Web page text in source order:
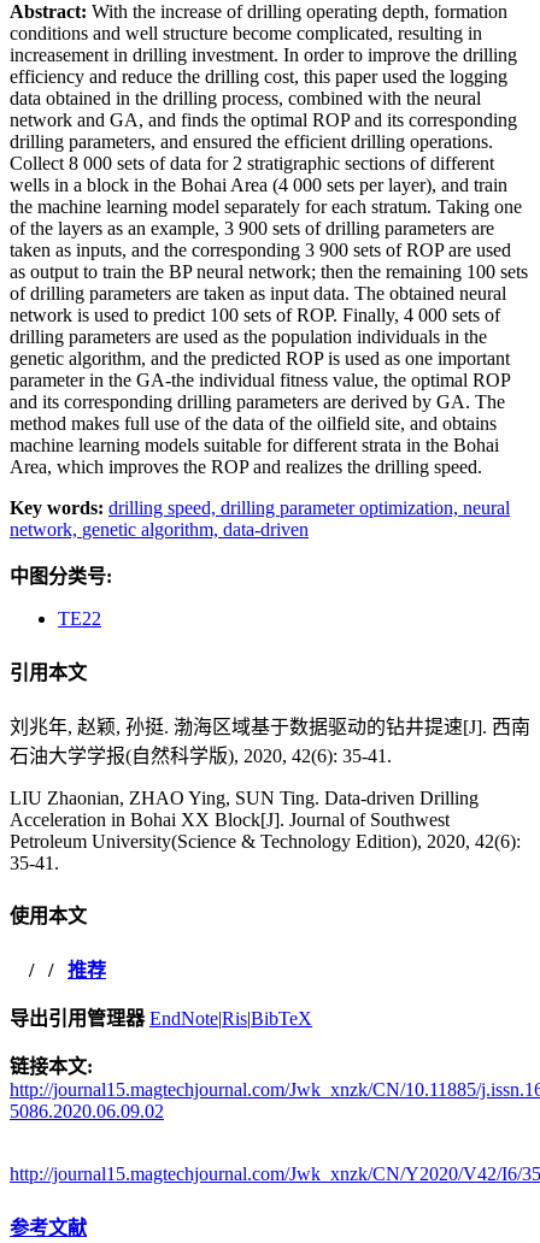
Abstract: With the increase of drilling operating depth, formation
conditions and well structure become complicated, resulting in
increasement in drilling investment. In order to improve the drilling
efficiency and reduce the drilling cost, this paper used the logging
data obtained in the drilling process, combined with the neural
network and GA, and finds the optimal ROP and its corresponding
drilling parameters, and ensured the efficient drilling operations.
Collect 8 000 sets of data for 2 stratigraphic sections of different
wells in a block in the Bohai Area (4 000 sets per layer), and train
the machine learning model separately for each stratum. Taking one
of the layers as an example, 3 900 sets of drilling parameters are
taken as inputs, and the corresponding 3 900 sets of ROP are used
as output to train the BP neural network; then the remaining 100 sets
of drilling parameters are taken as input data. The obtained neural
network is used to predict 100 sets of ROP. Finally, 4 000 sets of
drilling parameters are used as the population individuals in the
genetic algorithm, and the predicted ROP is used as one important
parameter in the GA-the individual fitness value, the optimal ROP
and its corresponding drilling parameters are derived by GA. The
method makes full use of the data of the oilfield site, and obtains
machine learning models suitable for different strata in the Bohai
Area, which improves the ROP and realizes the drilling speed.
Key words: drilling speed, drilling parameter optimization, neural
network, genetic algorithm, data-driven
中图分类号:
TE22
引用本文
刘兆年, 赵颖, 孙挺. 渤海区域基于数据驱动的钻井提速[J]. 西南
石油大学学报(自然科学版), 2020, 42(6): 35-41.
LIU Zhaonian, ZHAO Ying, SUN Ting. Data-driven Drilling
Acceleration in Bohai XX Block[J]. Journal of Southwest
Petroleum University(Science & Technology Edition), 2020, 42(6):
35-41.
使用本文
/ / 推荐
导出引用管理器 EndNote|Ris|BibTeX
链接本文:
http://journal15.magtechjournal.com/Jwk_xnzk/CN/10.11885/
5086.2020.06.09.02
http://journal15.magtechjournal.com/Jwk_xnzk/CN/Y2020/V42/I6/35
参考文献